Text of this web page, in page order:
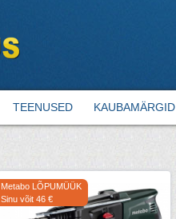
TEENUSED KAUBAMÄRGID
Metabo LÕPUMÜÜK
Sinu võit 46 €